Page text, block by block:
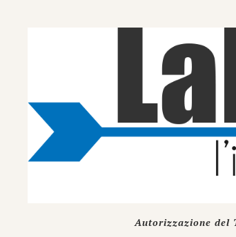
Autorizzazione del